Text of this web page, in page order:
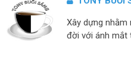
Xây dựng nhằm
đời với ánh mắt